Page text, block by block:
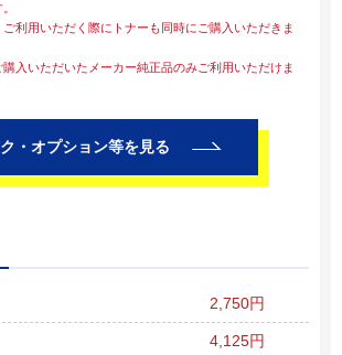
ご利用いただく際にトナーも同時にご購入いただきま
購入いただいたメーカー純正品のみご利用いただけま
・オプション等を見る
2,750円
4,125円